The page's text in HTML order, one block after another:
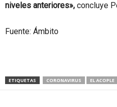
niveles anteriores», concluye
Fuente: Ámbito
ETIQUETAS CORONAVIRUS EL ACOPLE